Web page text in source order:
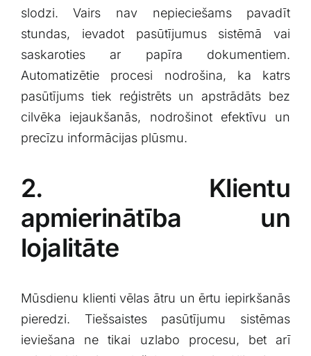
slodzi. Vairs nav nepieciešams pavadīt
stundas, ievadot pasūtījumus sistēmā vai
saskaroties ar papīra dokumentiem.
Automatizētie procesi nodrošina, ka katrs
pasūtījums tiek reģistrēts un apstrādāts bez
cilvēka iejaukšanās, nodrošinot efektīvu un
precīzu⁢ informācijas plūsmu.
2. Klientu
apmierinātība un
lojalitāte
Mūsdienu klienti vēlas ātru un ērtu iepirkšanās
pieredzi. Tiešsaistes pasūtījumu sistēmas
ieviešana ne tikai uzlabo procesu, bet arī